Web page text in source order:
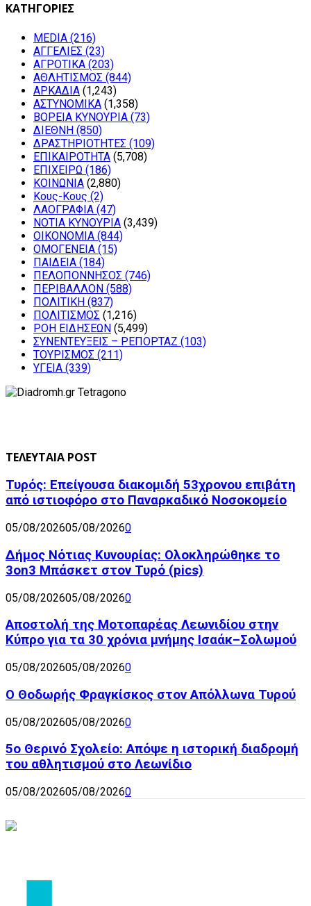
ΚΑΤΗΓΟΡΙΕΣ
MEDIA (216)
ΑΓΓΕΛΙΕΣ (23)
ΑΓΡΟΤΙΚΑ (203)
ΑΘΛΗΤΙΣΜΟΣ (844)
ΑΡΚΑΔΙΑ (1,243)
ΑΣΤΥΝΟΜΙΚΑ (1,358)
ΒΟΡΕΙΑ ΚΥΝΟΥΡΙΑ (73)
ΔΙΕΘΝΗ (850)
ΔΡΑΣΤΗΡΙΟΤΗΤΕΣ (109)
ΕΠΙΚΑΙΡΟΤΗΤΑ (5,708)
ΕΠΙΧΕΙΡΩ (186)
ΚΟΙΝΩΝΙΑ (2,880)
Κους-Κους (2)
ΛΑΟΓΡΑΦΙΑ (47)
ΝΟΤΙΑ ΚΥΝΟΥΡΙΑ (3,439)
ΟΙΚΟΝΟΜΙΑ (844)
ΟΜΟΓΕΝΕΙΑ (15)
ΠΑΙΔΕΙΑ (184)
ΠΕΛΟΠΟΝΝΗΣΟΣ (746)
ΠΕΡΙΒΑΛΛΟΝ (588)
ΠΟΛΙΤΙΚΗ (837)
ΠΟΛΙΤΙΣΜΟΣ (1,216)
ΡΟΗ ΕΙΔΗΣΕΩΝ (5,499)
ΣΥΝΕΝΤΕΥΞΕΙΣ – ΡΕΠΟΡΤΑΖ (103)
ΤΟΥΡΙΣΜΟΣ (211)
ΥΓΕΙΑ (339)
ΤΕΛΕΥΤΑΙΑ POST
Τυρός: Επείγουσα διακομιδή 53χρονου επιβάτη
από ιστιοφόρο στο Παναρκαδικό Νοσοκομείο
05/08/202605/08/20260
Δήμος Νότιας Κυνουρίας: Ολοκληρώθηκε το
3on3 Μπάσκετ στον Τυρό (pics)
05/08/202605/08/20260
Αποστολή της Μοτοπαρέας Λεωνιδίου στην
Κύπρο για τα 30 χρόνια μνήμης Ισαάκ–Σολωμού
05/08/202605/08/20260
Ο Θοδωρής Φραγκίσκος στον Απόλλωνα Τυρού
05/08/202605/08/20260
5ο Θερινό Σχολείο: Απόψε η ιστορική διαδρομή
του αθλητισμού στο Λεωνίδιο
05/08/202605/08/20260